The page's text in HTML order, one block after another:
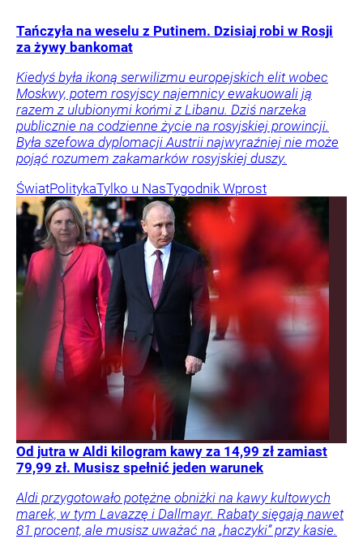
Tańczyła na weselu z Putinem. Dzisiaj robi w Rosji
za żywy bankomat
Kiedyś była ikoną serwilizmu europejskich elit wobec
Moskwy, potem rosyjscy najemnicy ewakuowali ją
razem z ulubionymi końmi z Libanu. Dziś narzeka
publicznie na codzienne życie na rosyjskiej prowincji.
Była szefowa dyplomacji Austrii najwyraźniej nie może
pojąć rozumem zakamarków rosyjskiej duszy.
ŚwiatPolitykaTylko u NasTygodnik Wprost
Od jutra w Aldi kilogram kawy za 14,99 zł zamiast
79,99 zł. Musisz spełnić jeden warunek
Aldi przygotowało potężne obniżki na kawy kultowych
marek, w tym Lavazzę i Dallmayr. Rabaty sięgają nawet
81 procent, ale musisz uważać na „haczyki” przy kasie.